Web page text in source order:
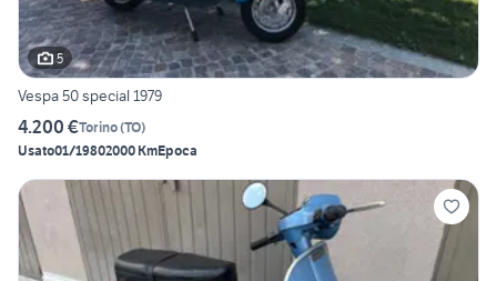
5
Vespa 50 special 1979
4.200 €Torino(TO)
Usato01/19802000 KmEpoca